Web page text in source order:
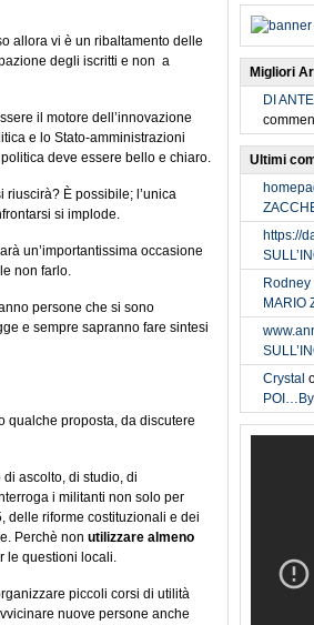
allora vi è un ribaltamento delle
degli iscritti e non a
il motore dell’innovazione
e lo Stato-amministrazioni
deve essere bello e chiaro.
riuscirà? È possibile; l’unica
si implode.
un’importantissima occasione
non farlo.
persone che si sono
e sempre sapranno fare sintesi
qualche proposta, da discutere
ascolto, di studio, di
i militanti non solo per
delle riforme costituzionali e dei
Perchè non utilizzare almeno
le questioni locali.
piccoli corsi di utilità
nuove persone anche
Migliori
DI
Ultimi
https://
Rodney
MARIO
Crystal
POI…By